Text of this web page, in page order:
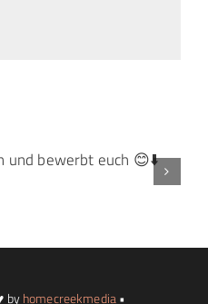
byhomecreekmedia•